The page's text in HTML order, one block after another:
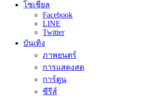
โซเชียล
Facebook
LINE
Twitter
บันเทิง
ภาพยนตร์
การแสดงสด
การ์ตูน
ซีรีส์